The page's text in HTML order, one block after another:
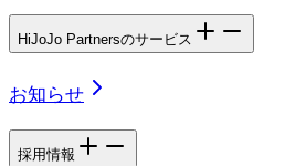
HiJoJo Partnersのサービス
お知らせ
採用情報